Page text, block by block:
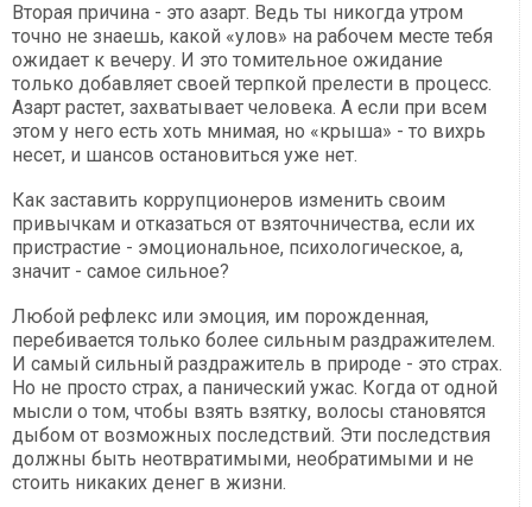
Вторая причина - это азарт. Ведь ты никогда утром
точно не знаешь, какой «улов» на рабочем месте тебя
ожидает к вечеру. И это томительное ожидание
только добавляет своей терпкой прелести в процесс.
Азарт растет, захватывает человека. А если при всем
этом у него есть хоть мнимая, но «крыша» - то вихрь
несет, и шансов остановиться уже нет.
Как заставить коррупционеров изменить своим
привычкам и отказаться от взяточничества, если их
пристрастие - эмоциональное, психологическое, а,
значит - самое сильное?
Любой рефлекс или эмоция, им порожденная,
перебивается только более сильным раздражителем.
И самый сильный раздражитель в природе - это страх.
Но не просто страх, а панический ужас. Когда от одной
мысли о том, чтобы взять взятку, волосы становятся
дыбом от возможных последствий. Эти последствия
должны быть неотвратимыми, необратимыми и не
стоить никаких денег в жизни.